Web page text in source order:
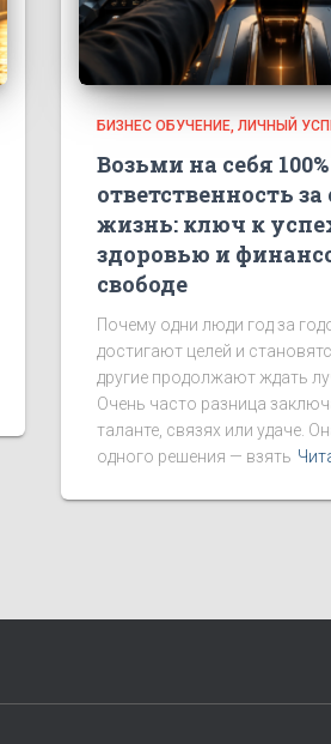
БИЗНЕС ОБУЧЕНИЕ ЛИЧНЫЙ
Возьми на себя 100%
ответственность
жизнь: ключ к
здоровью и
свободе
Почему одни люди год за
достигают целей и
другие продолжают ждать
Очень часто разница
таланте, связях или удаче.
одного решения — взять